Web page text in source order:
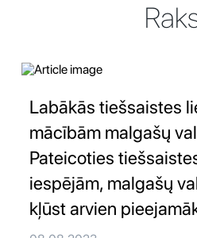
Labākās tiešsaistes
mācībām malgašų
Pateicoties
iespējām, malgašų
kļūst arvien